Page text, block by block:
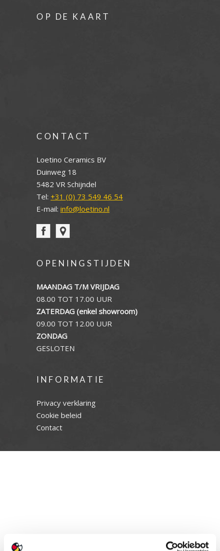
OP DE KAART
CONTACT
Loetino Ceramics BV
Duinweg 18
5482 VR Schijndel
Tel: +31 (0) 73 549 46 54
E-mail: info@loetino.nl
OPENINGSTIJDEN
MAANDAG T/M VRIJDAG
08.00 TOT 17.00 UUR
ZATERDAG (enkel showroom)
09.00 TOT 12.00 UUR
ZONDAG
GESLOTEN
INFORMATIE
Privacy verklaring
Cookie beleid
Contact